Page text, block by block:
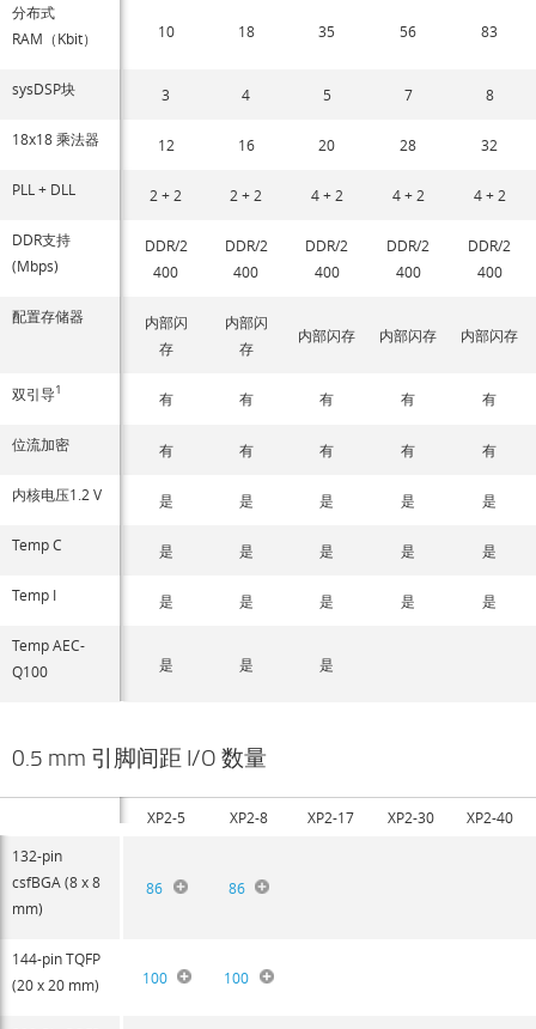
分布式
RAM（Kbit）
10 18 35 56 83
sysDSP块 3 4 5 7 8
18x18 乘法器 12 16 20 28 32
PLL + DLL 2 + 2 2 + 2 4 + 2 4 + 2 4 + 2
DDR支持
(Mbps)
DDR/2
400
DDR/2
400
DDR/2
400
DDR/2
400
DDR/2
400
配置存储器
内部闪
存
内部闪
存
内部闪存 内部闪存 内部闪存
双引导1 有 有 有 有 有
位流加密 有 有 有 有 有
内核电压1.2 V 是 是 是 是 是
Temp C 是 是 是 是 是
Temp I 是 是 是 是 是
Temp AEC-
Q100
是 是 是
0.5 mm 引脚间距 I/O 数量
XP2-5 XP2-8 XP2-17 XP2-30
XP2-40
132-pin
csfBGA (8 x 8
mm)
86 86
144-pin TQFP
(20 x 20 mm)
100 100